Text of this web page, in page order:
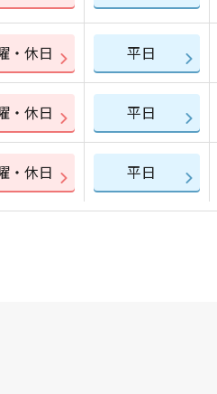
・休日 平日
・休日 平日
・休日 平日